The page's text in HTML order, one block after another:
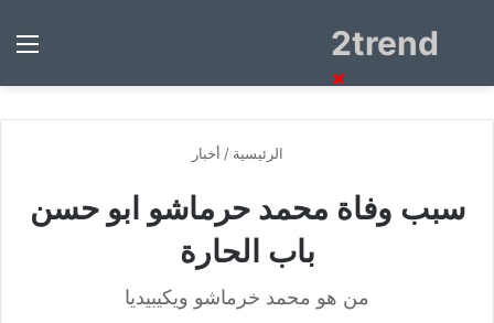
2trendبحث
الرئيسية / أخبار
سبب وفاة محمد حرماشو ابو حسن
باب الحارة
من هو محمد خرماشو ويكيبيديا
×